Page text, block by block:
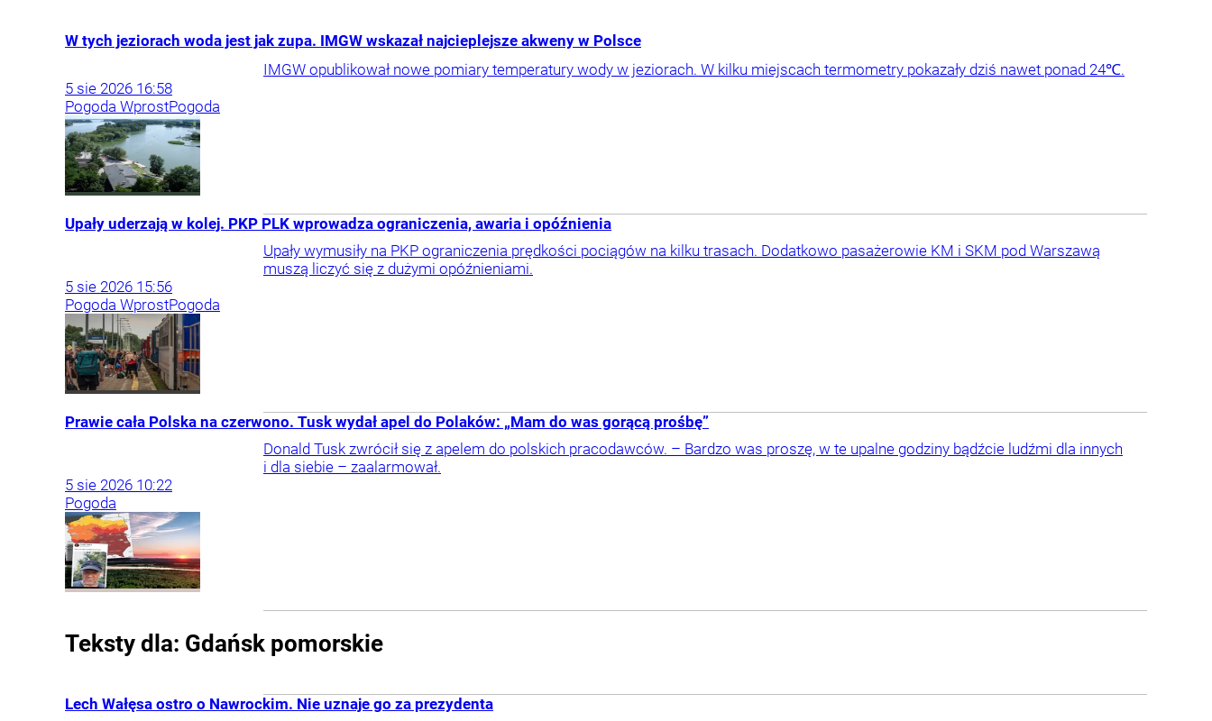
W tych jeziorach woda jest jak zupa. IMGW wskazał najcieplejsze akweny w Polsce
IMGW opublikował nowe pomiary temperatury wody w jeziorach. W kilku miejscach termometry pokazały dziś nawet ponad 24℃.
5 sie 2026 16:58
Pogoda WprostPogoda
Upały uderzają w kolej. PKP PLK wprowadza ograniczenia, awaria i opóźnienia
Upały wymusiły na PKP ograniczenia prędkości pociągów na kilku trasach. Dodatkowo pasażerowie KM i SKM pod Warszawą
muszą liczyć się z dużymi opóźnieniami.
5 sie 2026 15:56
Pogoda WprostPogoda
Prawie cała Polska na czerwono. Tusk wydał apel do Polaków: „Mam do was gorącą prośbę”
Donald Tusk zwrócił się z apelem do polskich pracodawców. – Bardzo was proszę, w te upalne godziny bądźcie ludźmi dla innych
i dla siebie – zaalarmował.
5 sie 2026 10:22
Pogoda
Teksty dla: Gdańsk pomorskie
Lech Wałęsa ostro o Nawrockim. Nie uznaje go za prezydenta